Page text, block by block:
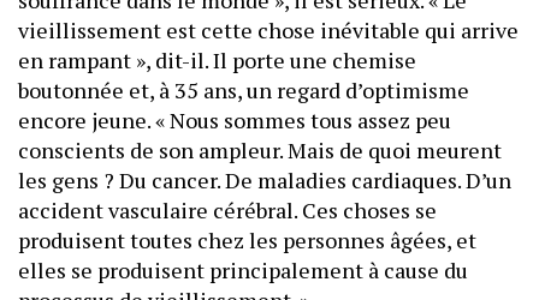
vieillissement est cette chose inévitable qui arrive
en rampant », dit-il. Il porte une chemise
boutonnée et, à 35 ans, un regard d’optimisme
encore jeune. « Nous sommes tous assez peu
conscients de son ampleur. Mais de quoi meurent
les gens ? Du cancer. De maladies cardiaques. D’un
accident vasculaire cérébral. Ces choses se
produisent toutes chez les personnes âgées, et
elles se produisent principalement à cause du